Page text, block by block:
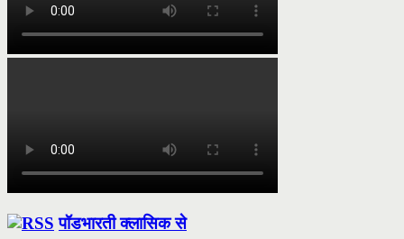
पॉडभारती क्लासिक से